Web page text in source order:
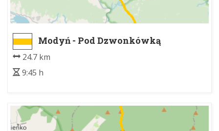
Modyń - Pod Dzwonkówką
24.7 km
9:45 h